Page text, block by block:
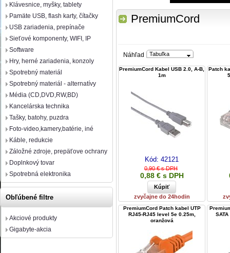
Klávesnice, myšky, tablety
Pamäte USB, flash karty, čítačky
USB zariadenia, prepínače
Sieťové komponenty, WIFI, IP
Software
Hry, herné zariadenia, konzoly
Spotrebný materiál
Spotrebný materiál - alternatívy
Média (CD,DVD,RW,BD)
Kancelárska technika
Tašky, batohy, puzdra
Foto-video,kamery,batérie, iné
Káble, redukcie
Záložné zdroje, prepäťove ochrany
Doplnkový tovar
Spotrebná elektronika
Obľúbené filtre
Akciové produkty
Gigabyte-akcia
PremiumCord
Náhľad Tabuľka
PremiumCord Kabel USB 2.0, A-B,
1m
Kód: 42121
0,90 € s DPH
0,88 € s DPH
zvyčajne do 24hodin
Patch
PremiumCord Patch kabel UTP
RJ45-RJ45 level 5e 0.25m,
oranžová